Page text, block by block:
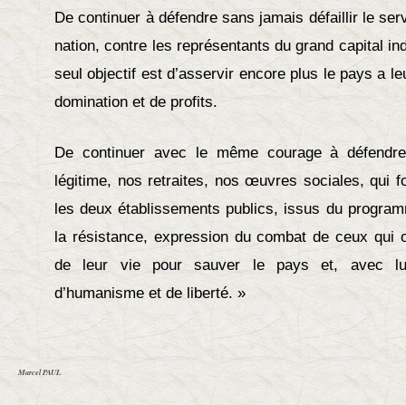
De continuer à défendre sans jamais défaillir le
nation, contre les représentants du grand capital
seul objectif est d’asservir encore plus le pays a
domination et de profits.
De continuer avec le même courage à
légitime, nos retraites, nos œuvres sociales, qui
les deux établissements publics, issus du
la résistance, expression du combat de ceux qui
de leur vie pour sauver le pays et, avec
d’humanisme et de liberté. »
Marcel PAUL